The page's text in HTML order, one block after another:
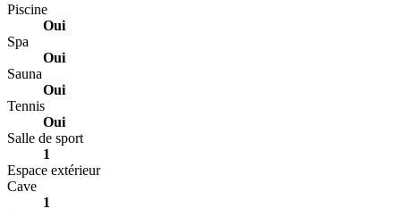
Piscine
Oui
Spa
Oui
Sauna
Oui
Tennis
Oui
Salle de sport
1
Espace extérieur
Cave
1